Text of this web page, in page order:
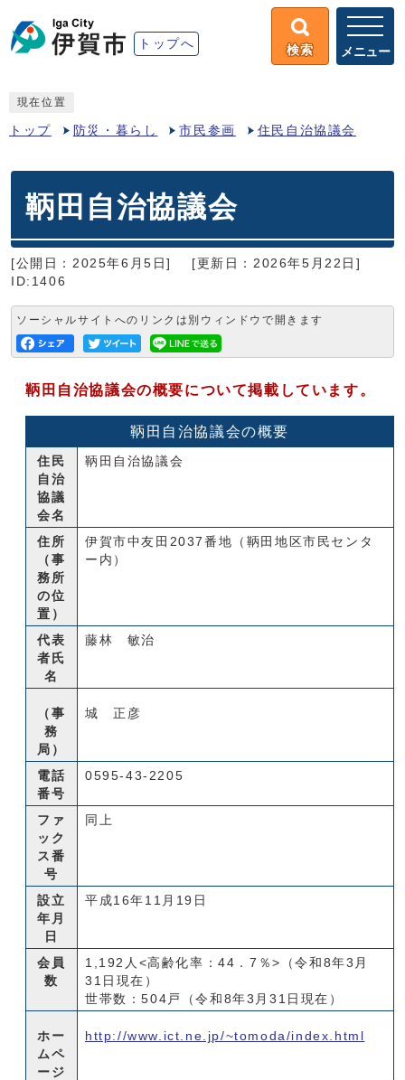
トップへ 検索 メニュー
現在位置
トップ 防災・暮らし 市民参画 住民自治協議会
鞆田自治協議会
[公開日：2025年6月5日]
[更新日：2026年5月22日]
ID:1406
ソーシャルサイトへのリンクは別ウィンドウで開きます
鞆田自治協議会の概要について掲載しています。
鞆田自治協議会の概要
住民
自治
協議
会名
鞆田自治協議会
住所
（事
務所
の位
置）
伊賀市中友田2037番地（鞆田地区市民センタ
ー内）
代表
者氏
名
藤林 敏治
（事
務
局）
城 正彦
電話
番号
0595-43-2205
ファ
ック
ス番
号
同上
設立
年月
日
平成16年11月19日
会員
数
1,192人<高齢化率：44．7％>（令和8年3月
31日現在）
世帯数：504戸（令和8年3月31日現在）
ホー
ムペ
ージ
http://www.ict.ne.jp/~tomoda/index.html